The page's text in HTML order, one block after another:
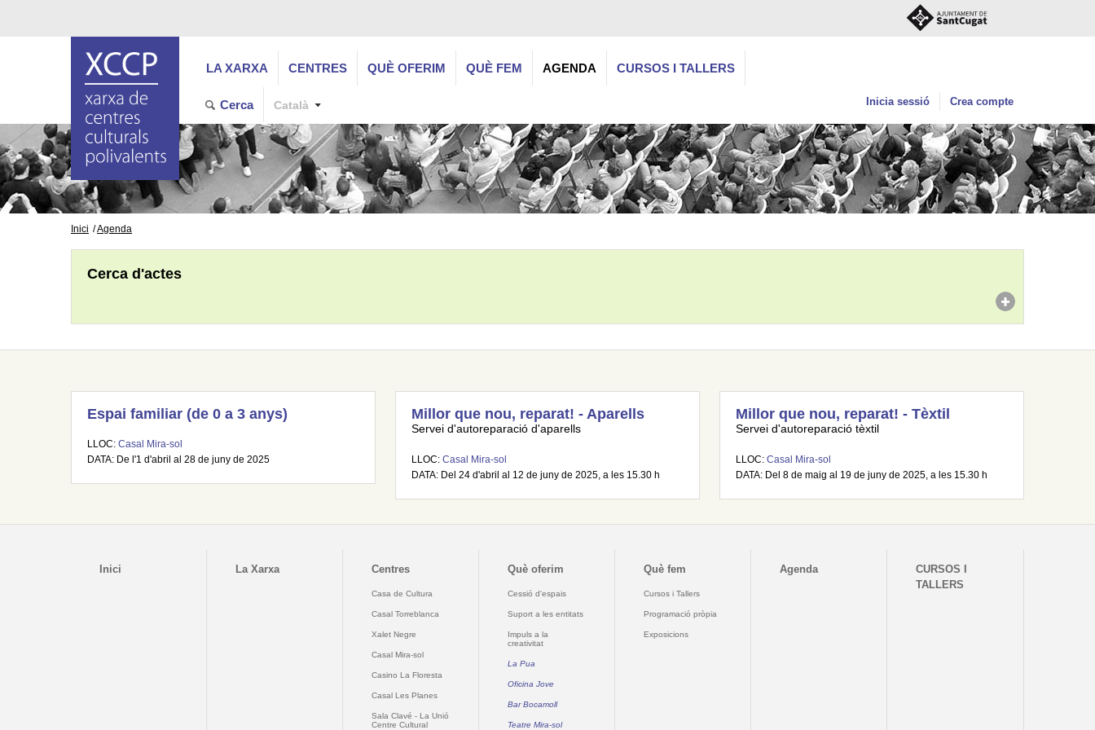
LA XARXA CENTRES QUÈ OFERIM QUÈ FEM AGENDA CURSOS I TALLERS
Cerca Català Inicia sessió Crea compte
Inici Agenda
Cerca d'actes
Espai familiar (de 0 a 3 anys)
LLOC: Casal Mira-sol
DATA: De l'1 d'abril al 28 de juny de 2025
Millor que nou, reparat! - Aparells
Servei d'autoreparació d'aparells
LLOC: Casal Mira-sol
DATA: Del 24 d'abril al 12 de juny de 2025, a les 15.30 h
Millor que nou, reparat! - Tèxtil
Servei d'autoreparació tèxtil
LLOC: Casal Mira-sol
DATA: Del 8 de maig al 19 de juny de 2025, a les 15.30 h
Inici La Xarxa Centres
Casa de Cultura
Casal Torreblanca
Xalet Negre
Casal Mira-sol
Casino La Floresta
Casal Les Planes
Sala Clavé - La Unió
Centre Cultural
Què oferim
Cessió d'espais
Suport a les entitats
Impuls a la
creativitat
La Pua
Oficina Jove
Bar Bocamoll
Teatre Mira-sol
Què fem
Cursos i Tallers
Programació pròpia
Exposicions
Agenda
CURSOS I
TALLERS